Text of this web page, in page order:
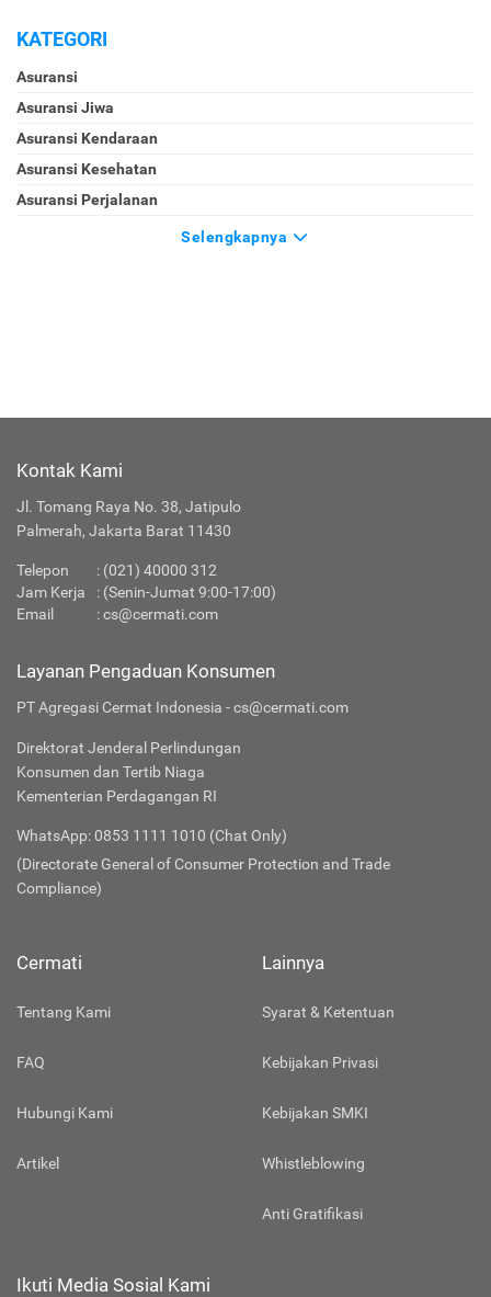
KATEGORI
Asuransi
Asuransi Jiwa
Asuransi Kendaraan
Asuransi Kesehatan
Asuransi Perjalanan
Selengkapnya
Kontak Kami
Jl. Tomang Raya No. 38, Jatipulo
Palmerah, Jakarta Barat 11430
Telepon : (021) 40000 312
Jam Kerja
: (Senin-Jumat 9:00-17:00)
Email
:cs@cermati.com
Layanan Pengaduan Konsumen
PT Agregasi Cermat Indonesia - cs@cermati.com
Direktorat Jenderal Perlindungan
Konsumen dan Tertib Niaga
Kementerian Perdagangan RI
WhatsApp: 0853 1111 1010 (Chat Only)
(Directorate General of Consumer Protection and Trade
Compliance)
Cermati
Tentang Kami
FAQ
Hubungi Kami
Artikel
Lainnya
Syarat & Ketentuan
Kebijakan Privasi
Kebijakan SMKI
Whistleblowing
Anti Gratifikasi
Ikuti Media Sosial Kami